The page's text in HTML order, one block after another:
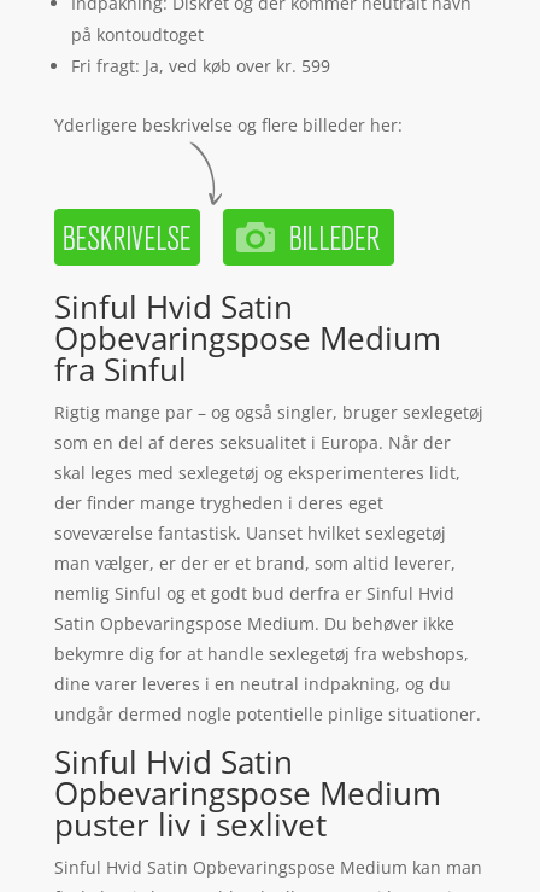
på kontoudtoget
Fri fragt: Ja, ved køb over kr. 599
Yderligere beskrivelse og flere billeder her:
Sinful Hvid Satin
Opbevaringspose Medium
fra Sinful
Rigtig mange par – og også singler, bruger sexlegetøj
som en del af deres seksualitet i Europa. Når der
skal leges med sexlegetøj og eksperimenteres lidt,
der finder mange trygheden i deres eget
soveværelse fantastisk. Uanset hvilket sexlegetøj
man vælger, er der er et brand, som altid leverer,
nemlig Sinful og et godt bud derfra er Sinful Hvid
Satin Opbevaringspose Medium. Du behøver ikke
bekymre dig for at handle sexlegetøj fra webshops,
dine varer leveres i en neutral indpakning, og du
undgår dermed nogle potentielle pinlige situationer.
Sinful Hvid Satin
Opbevaringspose Medium
puster liv i sexlivet
Sinful Hvid Satin Opbevaringspose Medium kan man